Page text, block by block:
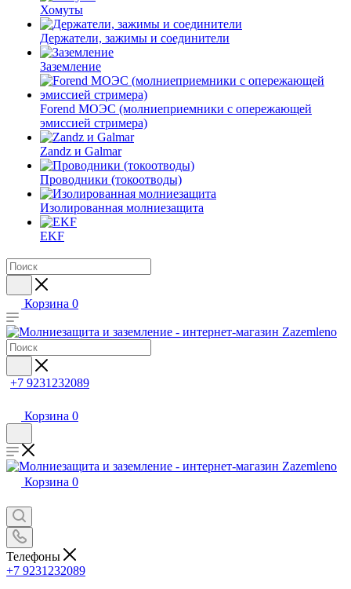
Хомуты
Держатели, зажимы и соединители
Заземление
Forend МОЭС (молниеприемники с опережающей
эмиссией стримера)
Zandz и Galmar
Проводники (токоотводы)
Изолированная молниезащита
EKF
Корзина 0
+7 9231232089
Корзина 0
Корзина 0
Телефоны
+7 9231232089